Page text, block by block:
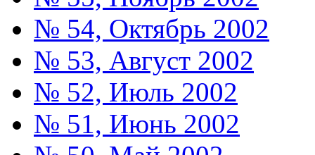
№ 54, Октябрь 2002
№ 53, Август 2002
№ 52, Июль 2002
№ 51, Июнь 2002